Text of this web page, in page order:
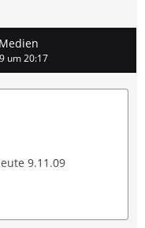
um 20:17
9.11.09